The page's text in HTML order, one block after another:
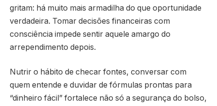
gritam: há muito mais armadilha do que oportunidade
verdadeira. Tomar decisões financeiras com
consciência impede sentir aquele amargo do
arrependimento depois.
Nutrir o hábito de checar fontes, conversar com
quem entende e duvidar de fórmulas prontas para
“dinheiro fácil” fortalece não só a segurança do bolso,